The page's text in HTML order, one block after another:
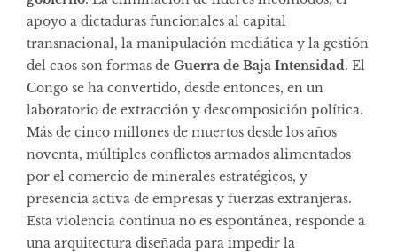
apoyo a dictaduras funcionales al capital
transnacional, la manipulación mediática y la gestión
del caos son formas de Guerra de Baja Intensidad . El
Congo se ha convertido, desde entonces, en un
laboratorio de extracción y descomposición política.
Más de cinco millones de muertos desde los años
noventa, múltiples conflictos armados alimentados
por el comercio de minerales estratégicos, y
presencia activa de empresas y fuerzas extranjeras.
Esta violencia continua no es espontánea, responde a
una arquitectura diseñada para impedir la